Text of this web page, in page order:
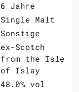
6 Jahre
Single Malt
Sonstige
ex-Scotch
from the Isle
of Islay
48.0% vol